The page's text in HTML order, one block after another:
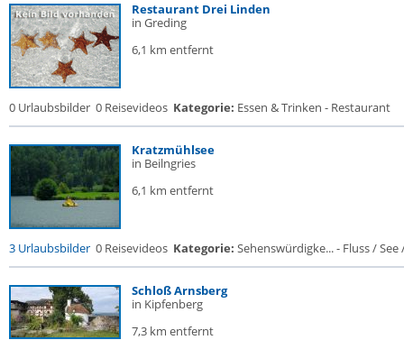
Restaurant Drei Linden
in Greding
6,1 km entfernt
0 Urlaubsbilder 0 Reisevideos Kategorie: Essen & Trinken - Restaurant
Kratzmühlsee
in Beilngries
6,1 km entfernt
3 Urlaubsbilder 0 Reisevideos Kategorie: Sehenswürdigke... - Fluss / See
Schloß Arnsberg
in Kipfenberg
7,3 km entfernt